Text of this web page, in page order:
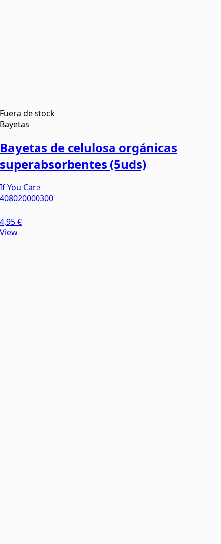
Fuera de stock
Bayetas
Bayetas de celulosa orgánicas
superabsorbentes (5uds)
If You Care
408020000300
4,95 €
View